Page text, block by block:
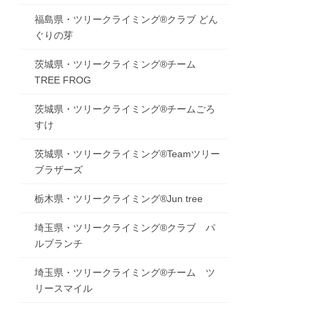
福島県・ツリークライミング®クラブ どん
ぐりの芽
茨城県・ツリークライミング®チーム
TREE FROG
茨城県・ツリークライミング®チームごろ
すけ
茨城県・ツリークライミング®Teamツリー
ブラザーズ
栃木県・ツリークライミング®Jun tree
埼玉県・ツリークライミング®クラブ パ
ルブランチ
埼玉県・ツリークライミング®チーム ツ
リースマイル